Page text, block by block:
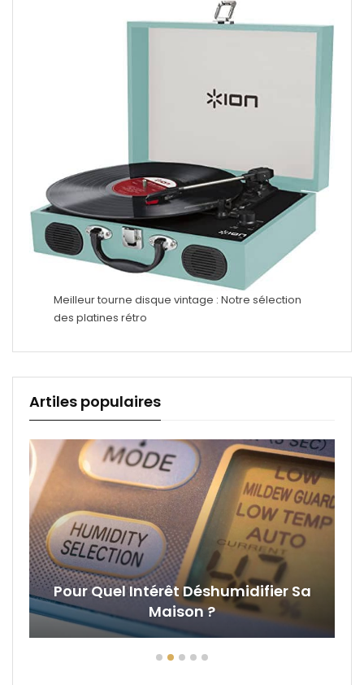
Meilleur tourne disque vintage : Notre sélection
des platines rétro
Artiles populaires
Pour Quel Intérêt Déshumidifier Sa
Maison ?